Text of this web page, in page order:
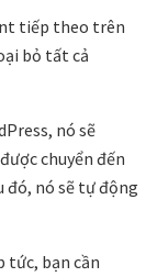
tiếp theo trên
bỏ tất cả
nó sẽ
chuyển đến
đó, nó sẽ tự động
tức, bạn cần